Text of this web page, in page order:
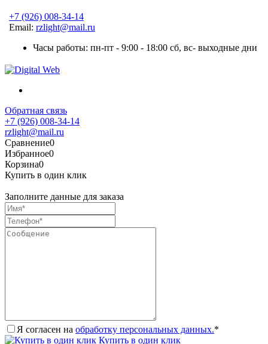
+7 (926) 008-34-14
Email: rzlight@mail.ru
Часы работы: пн-пт - 9:00 - 18:00 сб, вс- выходные дни
Обратная связь
+7 (926) 008-34-14
rzlight@mail.ru
Сравнение0
Избранное0
Корзина0
Купить в один клик
Заполните данные для заказа
Я согласен на обработку персональных данных.*
Купить в один клик